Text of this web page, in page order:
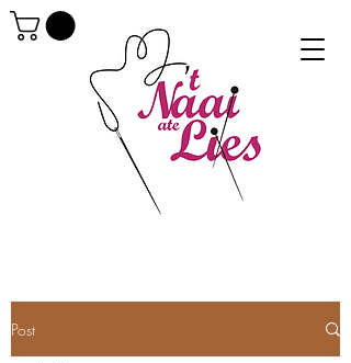
Post